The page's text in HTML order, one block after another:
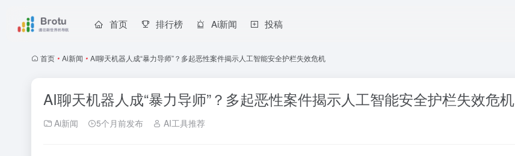
首页 排行榜 Ai新闻 投稿
首页 • Ai新闻 • AI聊天机器人成“暴力导师”？多起恶性案件揭示人工智能安全护栏失效危机
AI聊天机器人成“暴力导师”？多起恶性案件揭示人工智能安全护栏失效危机
Ai新闻 5个月前发布 AI工具推荐